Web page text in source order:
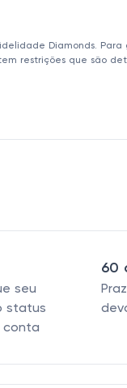
Diamonds. Para
restrições que são
seu
status
conta
60